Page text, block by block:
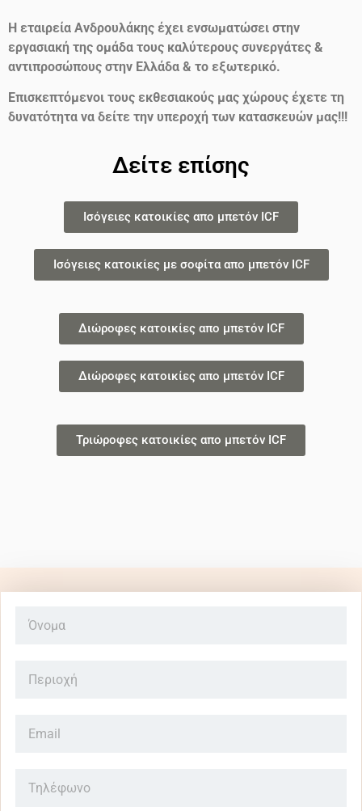
Η εταιρεία Ανδρουλάκης έχει ενσωματώσει στην
εργασιακή της ομάδα τους καλύτερους συνεργάτες &
αντιπροσώπους στην Ελλάδα & το εξωτερικό.
Επισκεπτόμενοι τους εκθεσιακούς μας χώρους έχετε τη
δυνατότητα να δείτε την υπεροχή των κατασκευών μας!!!
Δείτε επίσης
Ισόγειες κατοικίες απο μπετόν ICF
Ισόγειες κατοικίες με σοφίτα απο μπετόν ICF
Διώροφες κατοικίες απο μπετόν ICF
Διώροφες κατοικίες απο μπετόν ICF
Τριώροφες κατοικίες απο μπετόν ICF